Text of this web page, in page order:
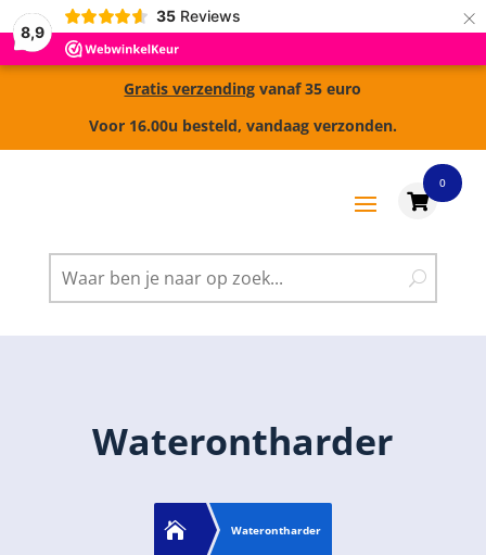
8,9
35 Reviews ×
Gratis verzending vanaf 35 euro
Voor 16.00u besteld, vandaag verzonden.

0
Waterontharder
 Waterontharder